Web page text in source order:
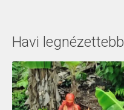
Havi legnézettebb